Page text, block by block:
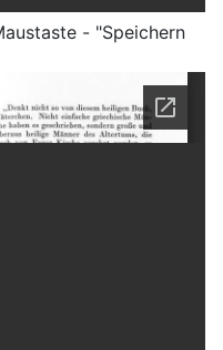
- "Speichern